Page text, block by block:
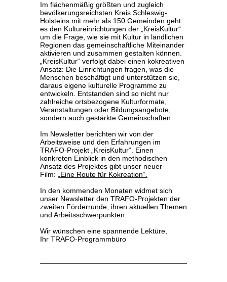
Im flächenmäßig größten und zugleich
bevölkerungsreichsten Kreis Schleswig-
Holsteins mit mehr als 150 Gemeinden geht
es den Kultureinrichtungen der „KreisKultur“
um die Frage, wie sie mit Kultur in ländlichen
Regionen das gemeinschaftliche Miteinander
aktivieren und zusammen gestalten können.
„KreisKultur“ verfolgt dabei einen kokreativen
Ansatz: Die Einrichtungen fragen, was die
Menschen beschäftigt und unterstützen sie,
daraus eigene kulturelle Programme zu
entwickeln. Entstanden sind so nicht nur
zahlreiche ortsbezogene Kulturformate,
Veranstaltungen oder Bildungsangebote,
sondern auch gestärkte Gemeinschaften.
Im Newsletter berichten wir von der
Arbeitsweise und den Erfahrungen im
TRAFO-Projekt „KreisKultur“. Einen
konkreten Einblick in den methodischen
Ansatz des Projektes gibt unser neuer
Film:
„Eine Route für Kokreation“.
In den kommenden Monaten widmet sich
unser Newsletter den TRAFO-Projekten der
zweiten Förderrunde, ihren aktuellen Themen
und Arbeitsschwerpunkten.
Wir wünschen eine spannende Lektüre,
Ihr TRAFO-Programmbüro